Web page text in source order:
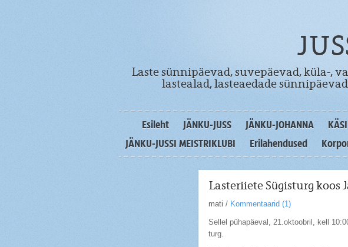
Laste sünnipäevad, suvepäevad, küla-,
lastealad, lasteaedade
Esileht JÄNKU-JUSS JÄNKU-JOHANNA
JÄNKU-JUSSI MEISTRIKLUBI
Erilahendused
Lasteriiete Sügisturg koos
mati / Kommentaarid (1)
Sellel pühapäeval, 21.oktoobril, kell
turg.